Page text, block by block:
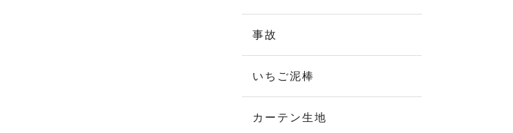
事故
いちご泥棒
カーテン生地